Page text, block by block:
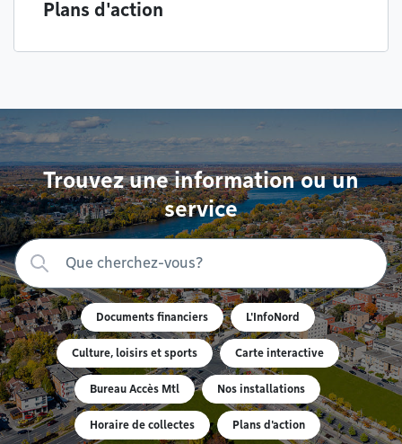
Plans d'action
Trouvez une information ou un
service
Documents financiers L'InfoNord
Culture, loisirs et sports Carte interactive
Bureau Accès Mtl Nos installations
Horaire de collectes Plans d'action